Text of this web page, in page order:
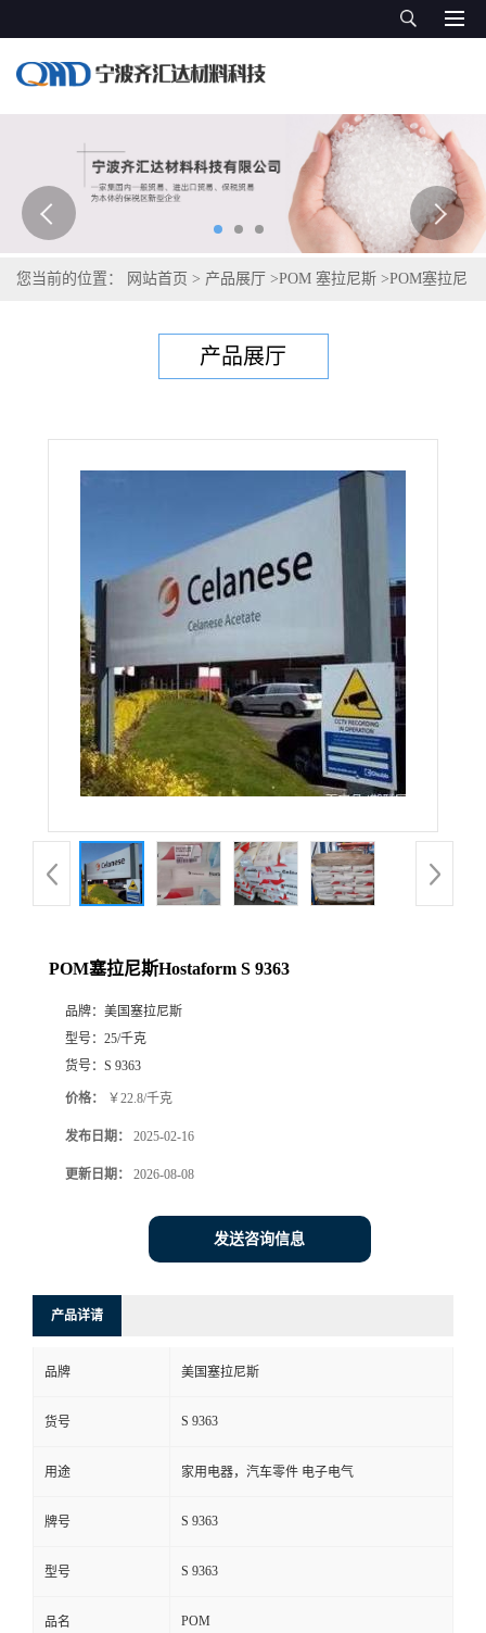
您当前的位置： 网站首页 > 产品展厅 >POM 塞拉尼斯 >POM塞拉尼
产品展厅
POM塞拉尼斯Hostaform S 9363
品牌： 美国塞拉尼斯
型号： 25/千克
货号： S 9363
价格： ￥22.8/千克
发布日期： 2025-02-16
更新日期： 2026-08-08
发送咨询信息
产品详请
品牌 美国塞拉尼斯
货号 S 9363
用途 家用电器，汽车零件 电子电气
牌号 S 9363
型号 S 9363
品名 POM